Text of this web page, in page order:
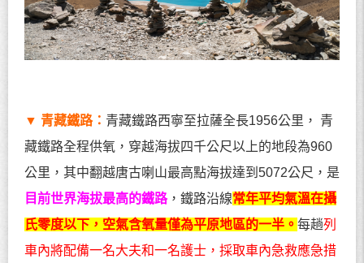
▼ 青藏鐵路： 青藏鐵路西寧至拉薩全長1956公里， 青
藏鐵路全程供氧，穿越海拔四千公尺以上的地段為960
公里，其中翻越唐古喇山最高點海拔達到 5072公尺，是
目前世界海拔最高的鐵路，鐵路沿線常年平均氣溫在攝
氏零度以下，空氣含氧量僅為平原地區的一半。 每趟列
車內將配備一名大夫和一名護士，採取車內急救應急措